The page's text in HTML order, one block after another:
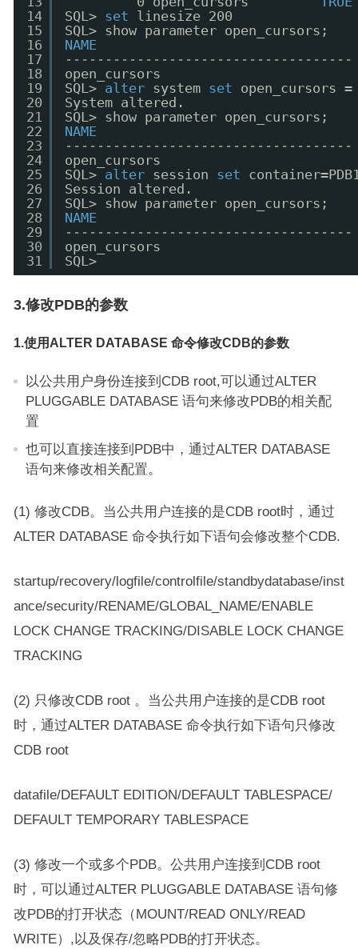
14
15
16
17
18
19
20
21
22
23
24
25
26
27
28
29
30
31
SQL> set
linesize 200
SQL> show parameter open_cursors;
NAME
SQL> alter system set
open_cursors
System altered.
SQL> show parameter open_cursors;
NAME
SQL> alter session set
Session altered.
SQL> show parameter open_cursors;
NAME
SQL>
3.修改PDB的参数
1.使用ALTER DATABASE 命令修改CDB的参数
以公共用户身份连接到CDB root,可以通过ALTER
PLUGGABLE DATABASE 语句来修改PDB的相关配
置
也可以直接连接到PDB中，通过ALTER DATABASE
语句来修改相关配置。
(1) 修改CDB。当公共用户连接的是CDB root时，通过
ALTER DATABASE 命令执行如下语句会修改整个CDB.
startup/recovery/logfile/controlfile/standbydatabase/inst
ance/security/RENAME/GLOBAL_NAME/ENABLE
LOCK CHANGE TRACKING/DISABLE LOCK CHANGE
TRACKING
(2) 只修改CDB root 。当公共用户连接的是CDB root
时，通过ALTER DATABASE 命令执行如下语句只修改
CDB root
datafile/DEFAULT EDITION/DEFAULT TABLESPACE/
DEFAULT TEMPORARY TABLESPACE
(3) 修改一个或多个PDB。公共用户连接到CDB root
时，可以通过ALTER PLUGGABLE DATABASE 语句修
改PDB的打开状态（MOUNT/READ ONLY/READ
WRITE）,以及保存/忽略PDB的打开状态。